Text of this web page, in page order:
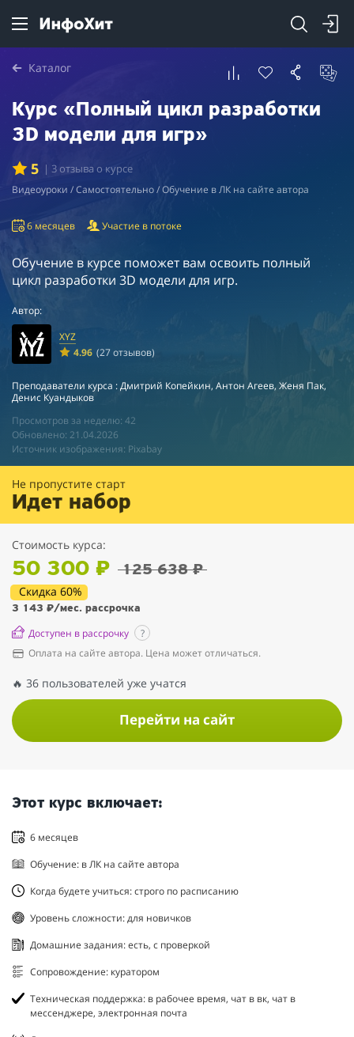
Каталог
Курс «Полный цикл разработки
3D модели для игр»
5 | 3 отзыва о курсе
Видеоуроки / Самостоятельно / Обучение в ЛК на сайте автора
6 месяцев Участие в потоке
Обучение в курсе поможет вам освоить полный
цикл разработки 3D модели для игр.
Автор:
XYZ
4.96 (27 отзывов)
Преподаватели курса : Дмитрий Копейкин, Антон Агеев, Женя Пак,
Денис Куандыков
Просмотров за неделю: 42
Обновлено: 21.04.2026
Источник изображения: Pixabay
Не пропустите старт
Идет набор
Стоимость курса:
50 300 ₽ 125 638 ₽
Скидка 60%
3 143 ₽/мес. рассрочка
Доступен в рассрочку
?
Оплата на сайте автора. Цена может отличаться.
🔥 36 пользователей уже учатся
Перейти на сайт
Этот курс включает:
6 месяцев
Обучение: в ЛК на сайте автора
Когда будете учиться: строго по расписанию
Уровень сложности: для новичков
Домашние задания: есть, с проверкой
Сопровождение: куратором
Техническая поддержка: в рабочее время, чат в вк, чат в
мессенджере, электронная почта